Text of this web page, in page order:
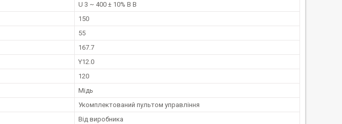
U 3 ~ 400 ± 10% В В
150
55
167.7
Y12.0
120
Мідь
Укомплектований пультом управління
Від виробника